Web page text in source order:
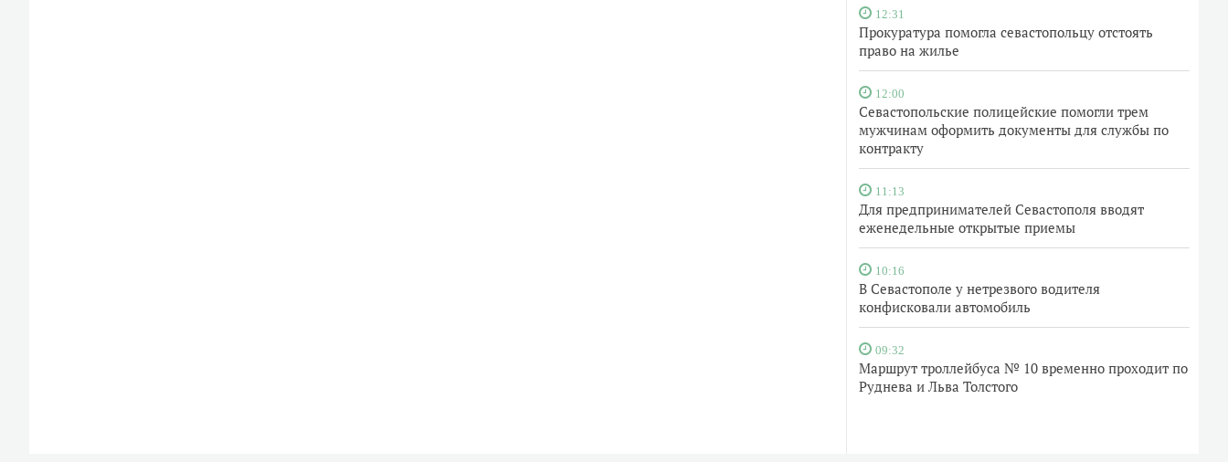
12:31
Прокуратура помогла севастопольцу отстоять
право на жилье
12:00
Севастопольские полицейские помогли трем
мужчинам оформить документы для службы по
контракту
11:13
Для предпринимателей Севастополя вводят
еженедельные открытые приемы
10:16
В Севастополе у нетрезвого водителя
конфисковали автомобиль
09:32
Маршрут троллейбуса № 10 временно проходит по
Руднева и Льва Толстого